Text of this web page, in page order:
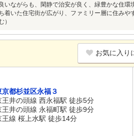
いながらも、閑静で治安が良く、緑豊かな住
着いた住宅街が広がり、ファミリー層に住み
）
お気に入り
京都杉並区永福３
王井の頭線 西永福駅 徒歩5分
王井の頭線 永福町駅 徒歩9分
王線 桜上水駅 徒歩14分